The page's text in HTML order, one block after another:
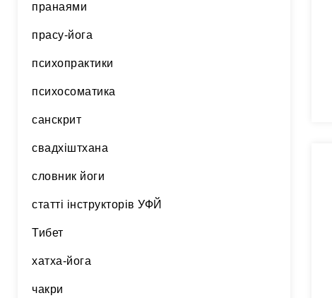
пранаями
прасу-йога
психопрактики
психосоматика
санскрит
свадхіштхана
словник йоги
статті інструкторів УФЙ
Тибет
хатха-йога
чакри